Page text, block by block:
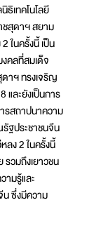
เทคโนโลยี
ชสุดาฯ สยาม
ในครั้งนี้ เป็น
คลที่สมเด็จ
าฯ ทรงเจริญ
และยังเป็นการ
รสถาปนาความ
ฐประชาชนจีน
ลง 2 ในครั้งนี้
วมถึงเยาวชน
ามรู้และ
ซึ่งมีความ